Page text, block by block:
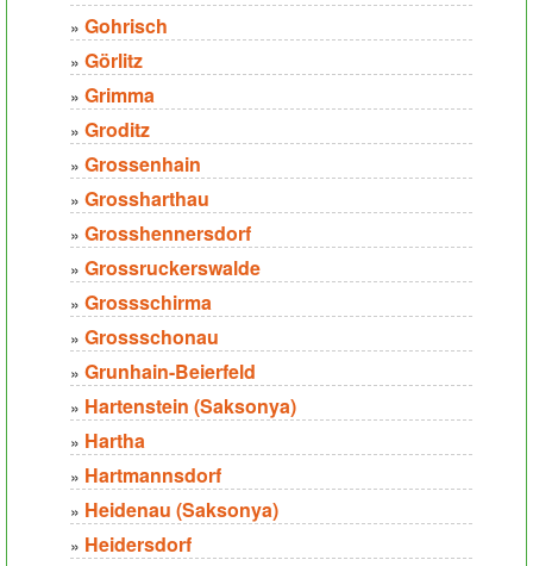
» Gohrisch
» Görlitz
» Grimma
» Groditz
» Grossenhain
» Grossharthau
» Grosshennersdorf
» Grossruckerswalde
» Grossschirma
» Grossschonau
» Grunhain-Beierfeld
» Hartenstein (Saksonya)
» Hartha
» Hartmannsdorf
» Heidenau (Saksonya)
» Heidersdorf